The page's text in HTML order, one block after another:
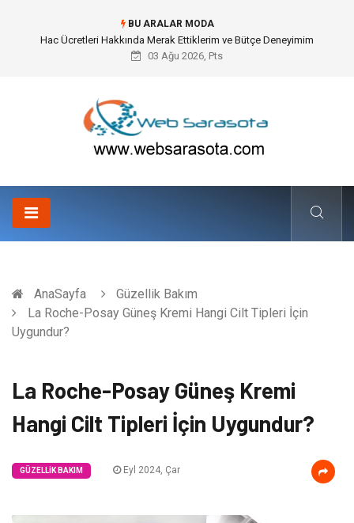
BU ARALAR MODA
Hac Ücretleri Hakkında Merak Ettiklerim ve Bütçe Deneyimim
03 Ağu 2026, Pts
AnaSayfa
Güzellik Bakım
La Roche-Posay Güneş Kremi Hangi Cilt Tipleri İçin
Uygundur?
La Roche-Posay Güneş Kremi
Hangi Cilt Tipleri İçin Uygundur?
GÜZELLIK BAKIM Eyl 2024, Çar